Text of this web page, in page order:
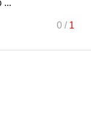
...
0/ 1